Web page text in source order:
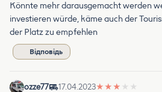
Könnte mehr darausgemacht werden
investieren würde, käme auch der
der Platz zu empfehlen
Відповідь
ozze77 17.04.2023★ ★ ★ ★ ★